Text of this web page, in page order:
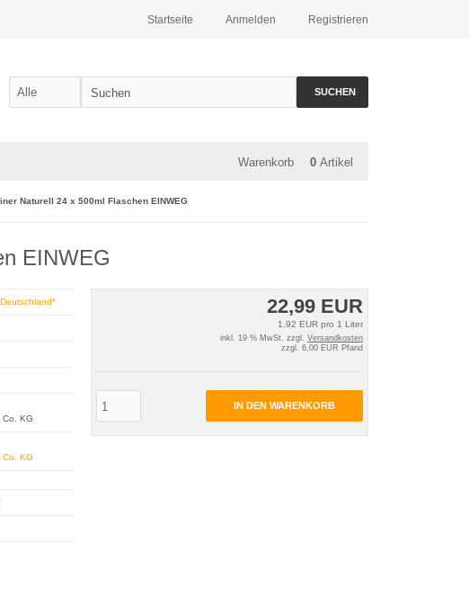
Registrieren
Anmelden
Startseite
SUCHEN
Warenkorb 0 Artikel
Naturell 24 x 500ml Flaschen EINWEG
EINWEG
22,99 EUR
1,92 EUR pro 1 Liter
inkl. 19 % MwSt. zzgl. Versandkosten
zzgl. 6,00 EUR Pfand
IN DEN WARENKORB
Co. KG
Co. KG